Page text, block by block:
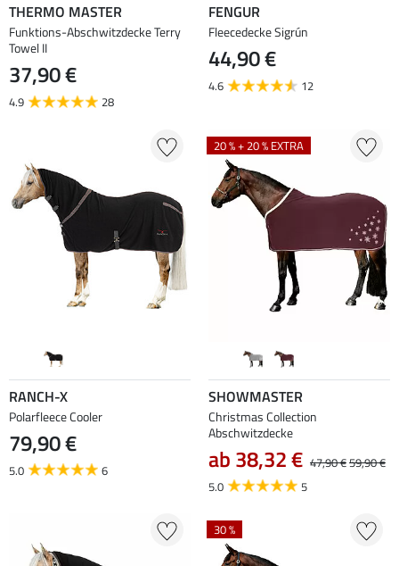
THERMO MASTER
Funktions-Abschwitzdecke Terry
Towel II
37,90 €
4.9 28
FENGUR
Fleecedecke Sigrún
44,90 €
4.6 12
RANCH-X
Polarfleece Cooler
79,90 €
5.0 6
20 % + 20 % EXTRA
SHOWMASTER
Christmas Collection
Abschwitzdecke
ab 38,32 € 47,90 €59,90 €
5.0
5
30 %